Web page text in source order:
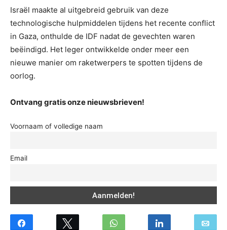
Israël maakte al uitgebreid gebruik van deze
technologische hulpmiddelen tijdens het recente conflict
in Gaza, onthulde de IDF nadat de gevechten waren
beëindigd. Het leger ontwikkelde onder meer een
nieuwe manier om raketwerpers te spotten tijdens de
oorlog.
Ontvang gratis onze nieuwsbrieven!
Voornaam of volledige naam
Email